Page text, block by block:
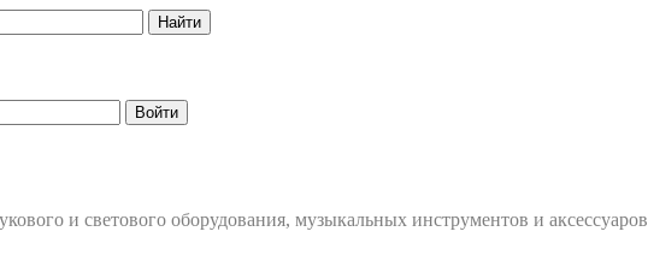
и светового оборудования, музыкальных инструментов и аксессуаров